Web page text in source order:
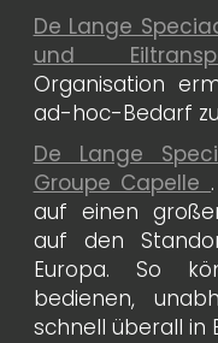
De Lange
und
Organisation
ad-hoc-Bedarf
De Lange
Groupe Capelle
auf einen
auf den
Europa. So
bedienen,
schnell überall in